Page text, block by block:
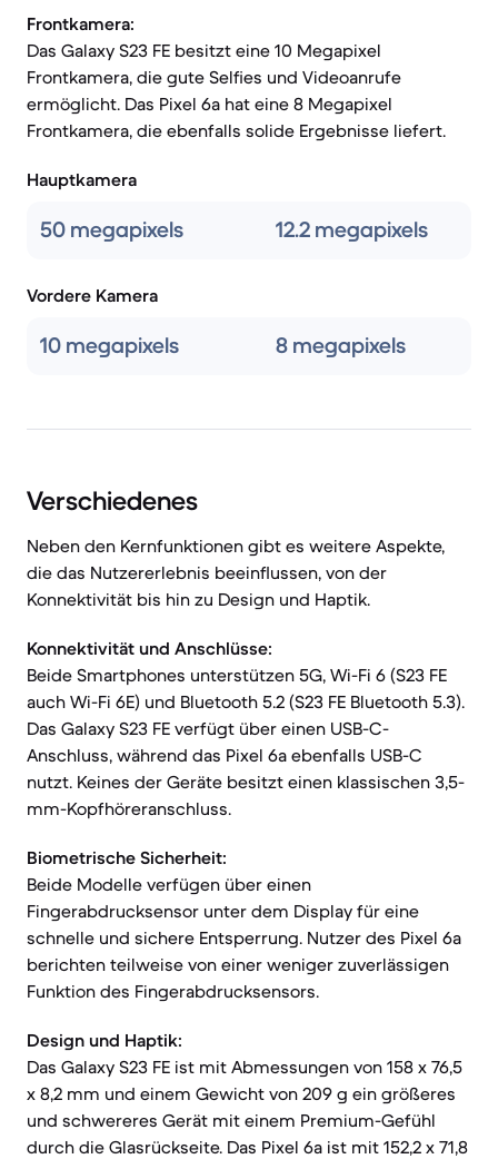
Frontkamera:
Das Galaxy S23 FE besitzt eine 10 Megapixel
Frontkamera, die gute Selfies und Videoanrufe
ermöglicht. Das Pixel 6a hat eine 8 Megapixel
Frontkamera, die ebenfalls solide Ergebnisse liefert.
Hauptkamera
50 megapixels 12.2 megapixels
Vordere Kamera
10 megapixels 8 megapixels
Verschiedenes
Neben den Kernfunktionen gibt es weitere Aspekte,
die das Nutzererlebnis beeinflussen, von der
Konnektivität bis hin zu Design und Haptik.
Konnektivität und Anschlüsse:
Beide Smartphones unterstützen 5G, Wi-Fi 6 (S23 FE
auch Wi-Fi 6E) und Bluetooth 5.2 (S23 FE Bluetooth 5.3).
Das Galaxy S23 FE verfügt über einen USB-C-
Anschluss, während das Pixel 6a ebenfalls USB-C
nutzt. Keines der Geräte besitzt einen klassischen 3,5-
mm-Kopfhöreranschluss.
Biometrische Sicherheit:
Beide Modelle verfügen über einen
Fingerabdrucksensor unter dem Display für eine
schnelle und sichere Entsperrung. Nutzer des Pixel 6a
berichten teilweise von einer weniger zuverlässigen
Funktion des Fingerabdrucksensors.
Design und Haptik:
Das Galaxy S23 FE ist mit Abmessungen von 158 x 76,5
x 8,2 mm und einem Gewicht von 209 g ein größeres
und schwereres Gerät mit einem Premium-Gefühl
durch die Glasrückseite. Das Pixel 6a ist mit 152,2 x 71,8